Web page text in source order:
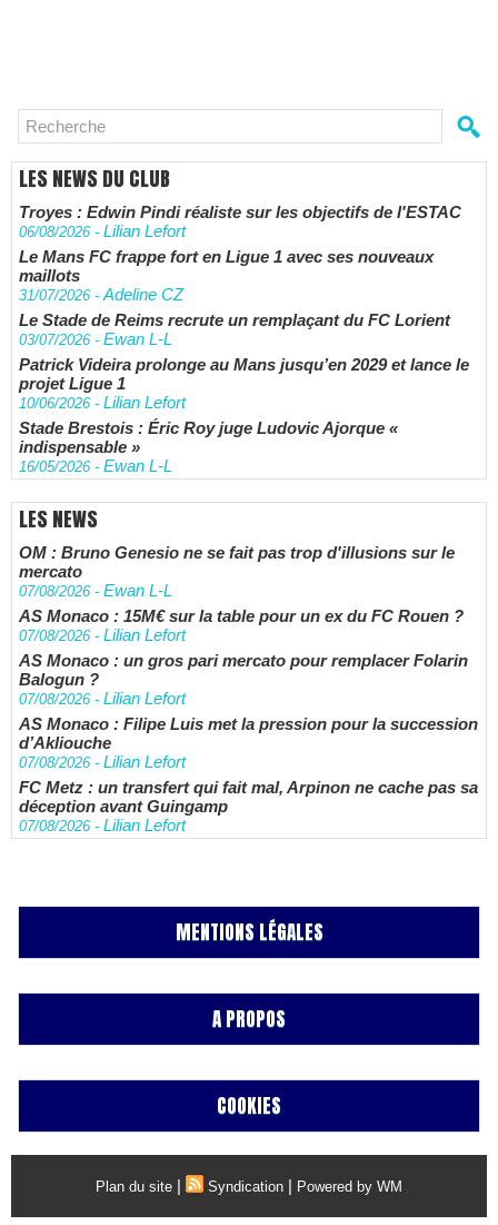
LES NEWS DU CLUB
Troyes : Edwin Pindi réaliste sur les objectifs de l'ESTAC
06/08/2026 - Lilian Lefort
Le Mans FC frappe fort en Ligue 1 avec ses nouveaux
maillots
31/07/2026 -Adeline CZ
Le Stade de Reims recrute un remplaçant du FC Lorient
03/07/2026 - Ewan L-L
Patrick Videira prolonge au Mans jusqu’en 2029 et lance le
projet Ligue 1
10/06/2026 - Lilian Lefort
Stade Brestois : Éric Roy juge Ludovic Ajorque «
indispensable »
16/05/2026 - Ewan L-L
LES NEWS
OM : Bruno Genesio ne se fait pas trop d'illusions sur le
mercato
07/08/2026 - Ewan L-L
AS Monaco : 15M€ sur la table pour un ex du FC Rouen ?
07/08/2026 - Lilian Lefort
AS Monaco : un gros pari mercato pour remplacer Folarin
Balogun ?
07/08/2026 - Lilian Lefort
AS Monaco : Filipe Luis met la pression pour la succession
d’Akliouche
07/08/2026 - Lilian Lefort
FC Metz : un transfert qui fait mal, Arpinon ne cache pas sa
déception avant Guingamp
07/08/2026 - Lilian Lefort
MENTIONS LÉGALES
A PROPOS
COOKIES
Plan du site | Syndication | Powered by WM